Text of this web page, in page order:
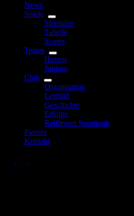
News
Spiele
Spielplan
Tabelle
Scorer
Teams
Herren
Juniors
Club
Organisation
Leitbild
Geschichte
Erfolge
Raiffeisen Sportpark
Partner
Kontakt